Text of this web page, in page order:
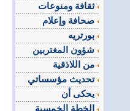
ثقافة ومنوعات
تحديث مؤسساتي